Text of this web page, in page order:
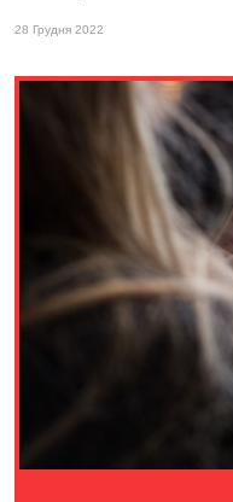
28 Грудня 2022